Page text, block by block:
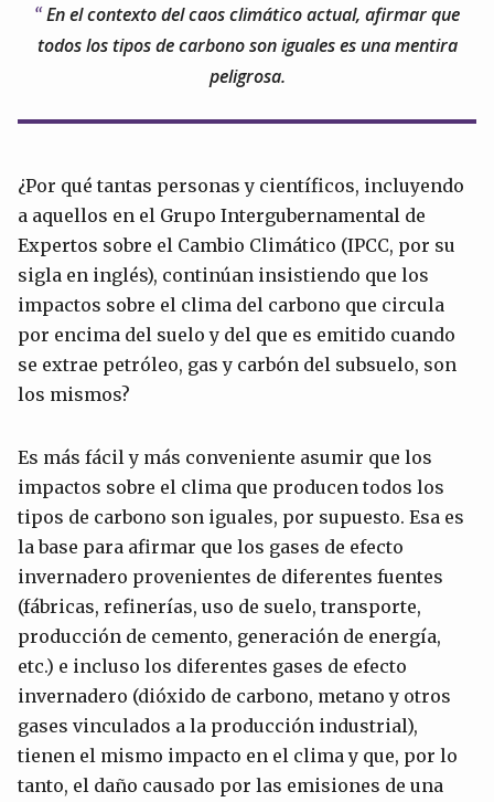
En el contexto del caos climático actual, afirmar que
todos los tipos de carbono son iguales es una mentira
peligrosa.
¿Por qué tantas personas y científicos, incluyendo
a aquellos en el Grupo Intergubernamental de
Expertos sobre el Cambio Climático (IPCC, por su
sigla en inglés), continúan insistiendo que los
impactos sobre el clima del carbono que circula
por encima del suelo y del que es emitido cuando
se extrae petróleo, gas y carbón del subsuelo, son
los mismos?
Es más fácil y más conveniente asumir que los
impactos sobre el clima que producen todos los
tipos de carbono son iguales, por supuesto. Esa es
la base para afirmar que los gases de efecto
invernadero provenientes de diferentes fuentes
(fábricas, refinerías, uso de suelo, transporte,
producción de cemento, generación de energía,
etc.) e incluso los diferentes gases de efecto
invernadero (dióxido de carbono, metano y otros
gases vinculados a la producción industrial),
tienen el mismo impacto en el clima y que, por lo
tanto, el daño causado por las emisiones de una